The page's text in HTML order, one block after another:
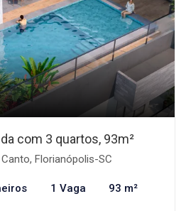
com 3 quartos, 93m²
Florianópolis-SC
1 Vaga 93 m²